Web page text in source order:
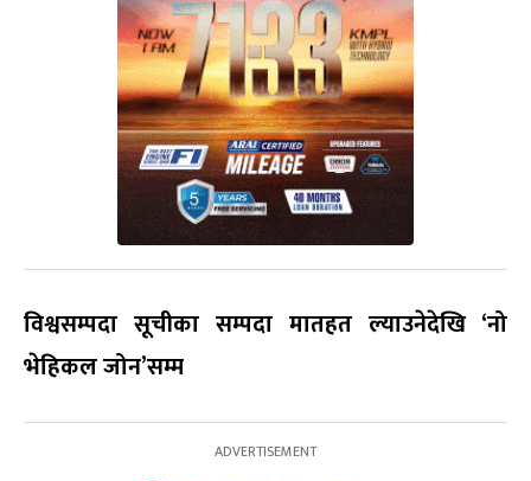
विश्वसम्पदा सूचीका सम्पदा मातहत ल्याउनेदेखि ‘नो
भेहिकल जोन’सम्म